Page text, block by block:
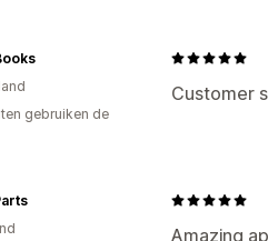
Customer
gebruiken de
Amazing